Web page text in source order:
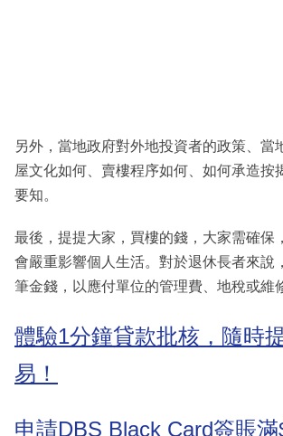
另外，當地政府對外地投資者的政策、當
屋文化如何、賣樓程序如何、如何承造按
要知。
最後，提提大家，買樓的錢，大家需確保
會嚴重影響個人生活。對於退休長者來說
筆金錢，以應付單位的管理費、地稅或維
體驗1分鐘貸款批核，隨時
易！
申請DBS Black Card簽賬滿